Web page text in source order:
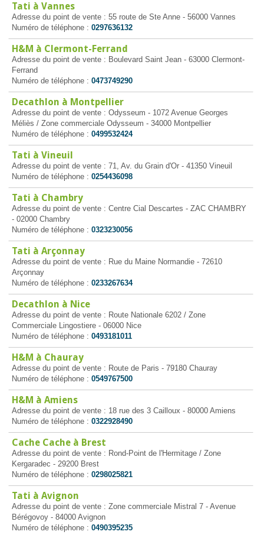
Tati à Vannes
Adresse du point de vente : 55 route de Ste Anne - 56000 Vannes
Numéro de téléphone : 0297636132
H&M à Clermont-Ferrand
Adresse du point de vente : Boulevard Saint Jean - 63000 Clermont-
Ferrand
Numéro de téléphone : 0473749290
Decathlon à Montpellier
Adresse du point de vente : Odysseum - 1072 Avenue Georges
Méliès / Zone commerciale Odysseum - 34000 Montpellier
Numéro de téléphone : 0499532424
Tati à Vineuil
Adresse du point de vente : 71, Av. du Grain d'Or - 41350 Vineuil
Numéro de téléphone : 0254436098
Tati à Chambry
Adresse du point de vente : Centre Cial Descartes - ZAC CHAMBRY
- 02000 Chambry
Numéro de téléphone : 0323230056
Tati à Arçonnay
Adresse du point de vente : Rue du Maine Normandie - 72610
Arçonnay
Numéro de téléphone : 0233267634
Decathlon à Nice
Adresse du point de vente : Route Nationale 6202 / Zone
Commerciale Lingostiere - 06000 Nice
Numéro de téléphone : 0493181011
H&M à Chauray
Adresse du point de vente : Route de Paris - 79180 Chauray
Numéro de téléphone : 0549767500
H&M à Amiens
Adresse du point de vente : 18 rue des 3 Cailloux - 80000 Amiens
Numéro de téléphone : 0322928490
Cache Cache à Brest
Adresse du point de vente : Rond-Point de l'Hermitage / Zone
Kergaradec - 29200 Brest
Numéro de téléphone : 0298025821
Tati à Avignon
Adresse du point de vente : Zone commerciale Mistral 7 - Avenue
Bérégovoy - 84000 Avignon
Numéro de téléphone : 0490395235